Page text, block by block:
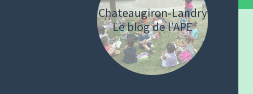
Chateaugiron-Landry
Le blog de l'APE